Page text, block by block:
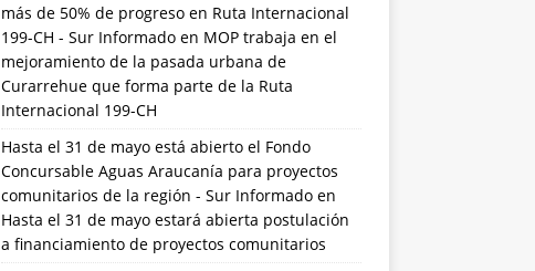
más de 50% de progreso en Ruta Internacional
199-CH - Sur Informadoen MOP trabaja en el
mejoramiento de la pasada urbana de
Curarrehue que forma parte de la Ruta
Internacional 199-CH
Hasta el 31 de mayo está abierto el Fondo
Concursable Aguas Araucanía para proyectos
comunitarios de la región - Sur Informadoen
Hasta el 31 de mayo estará abierta postulación
a financiamiento de proyectos comunitarios